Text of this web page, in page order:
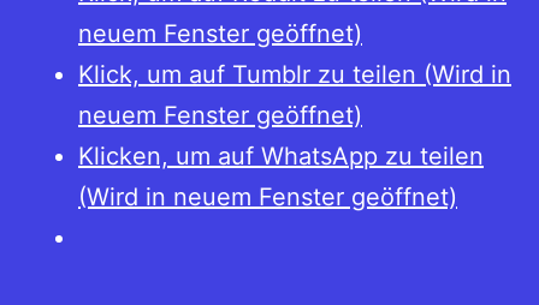
neuem Fenster geöffnet)
Klick, um auf Tumblr zu teilen (Wird in
neuem Fenster geöffnet)
Klicken, um auf WhatsApp zu teilen
(Wird in neuem Fenster geöffnet)